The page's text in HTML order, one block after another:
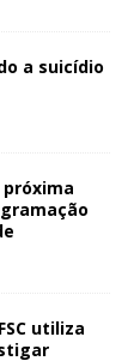
a suicídio
próxima
utiliza